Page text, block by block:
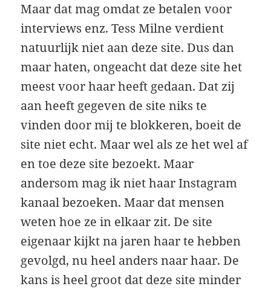
Maar dat mag omdat ze betalen voor
interviews enz. Tess Milne verdient
natuurlijk niet aan deze site. Dus dan
maar haten, ongeacht dat deze site het
meest voor haar heeft gedaan. Dat zij
aan heeft gegeven de site niks te
vinden door mij te blokkeren, boeit de
site niet echt. Maar wel als ze het wel af
en toe deze site bezoekt. Maar
andersom mag ik niet haar Instagram
kanaal bezoeken. Maar dat mensen
weten hoe ze in elkaar zit. De site
eigenaar kijkt na jaren haar te hebben
gevolgd, nu heel anders naar haar. De
kans is heel groot dat deze site minder